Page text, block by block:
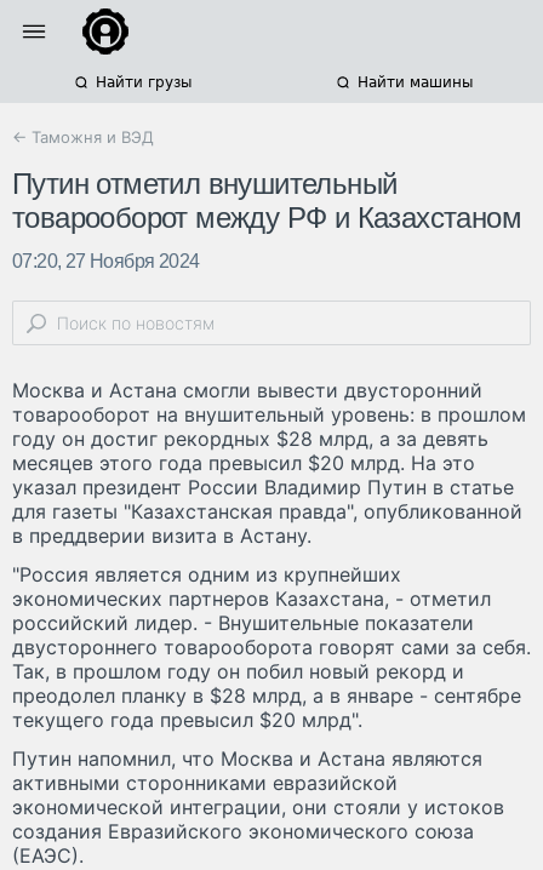
Найти грузы Найти машины
← Таможня и ВЭД
Путин отметил внушительный
товарооборот между РФ и Казахстаном
07:20, 27 Ноября 2024
Москва и Астана смогли вывести двусторонний
товарооборот на внушительный уровень: в прошлом
году он достиг рекордных $28 млрд, а за девять
месяцев этого года превысил $20 млрд. На это
указал президент России Владимир Путин в статье
для газеты "Казахстанская правда", опубликованной
в преддверии визита в Астану.
"Россия является одним из крупнейших
экономических партнеров Казахстана, - отметил
российский лидер. - Внушительные показатели
двустороннего товарооборота говорят сами за себя.
Так, в прошлом году он побил новый рекорд и
преодолел планку в $28 млрд, а в январе - сентябре
текущего года превысил $20 млрд".
Путин напомнил, что Москва и Астана являются
активными сторонниками евразийской
экономической интеграции, они стояли у истоков
создания Евразийского экономического союза
(ЕАЭС).